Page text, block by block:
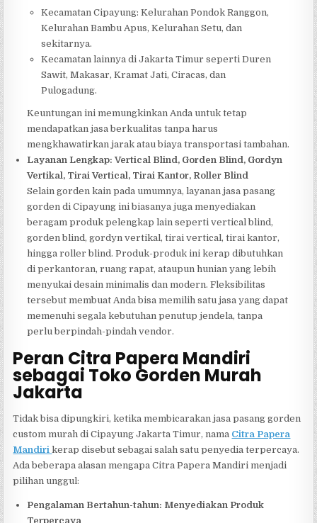
Kecamatan Cipayung: Kelurahan Pondok Ranggon,
Kelurahan Bambu Apus, Kelurahan Setu, dan
sekitarnya.
Kecamatan lainnya di Jakarta Timur seperti Duren
Sawit, Makasar, Kramat Jati, Ciracas, dan
Pulogadung.
Keuntungan ini memungkinkan Anda untuk tetap
mendapatkan jasa berkualitas tanpa harus
mengkhawatirkan jarak atau biaya transportasi tambahan.
Layanan Lengkap: Vertical Blind, Gorden Blind, Gordyn
Vertikal, Tirai Vertical, Tirai Kantor, Roller Blind
Selain gorden kain pada umumnya, layanan jasa pasang
gorden di Cipayung ini biasanya juga menyediakan
beragam produk pelengkap lain seperti vertical blind,
gorden blind, gordyn vertikal, tirai vertical, tirai kantor,
hingga roller blind. Produk-produk ini kerap dibutuhkan
di perkantoran, ruang rapat, ataupun hunian yang lebih
menyukai desain minimalis dan modern. Fleksibilitas
tersebut membuat Anda bisa memilih satu jasa yang dapat
memenuhi segala kebutuhan penutup jendela, tanpa
perlu berpindah-pindah vendor.
Peran Citra Papera Mandiri
sebagai Toko Gorden Murah
Jakarta
Tidak bisa dipungkiri, ketika membicarakan jasa pasang gorden
custom murah di Cipayung Jakarta Timur, nama Citra Papera
Mandirikerap disebut sebagai salah satu penyedia terpercaya.
Ada beberapa alasan mengapa Citra Papera Mandiri menjadi
pilihan unggul:
Pengalaman Bertahun-tahun: Menyediakan Produk
Terpercaya